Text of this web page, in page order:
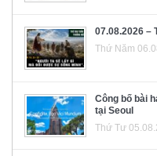
07.08.2026 –
Thứ Năm
Công bố bài
tại Seoul
Thứ Tư